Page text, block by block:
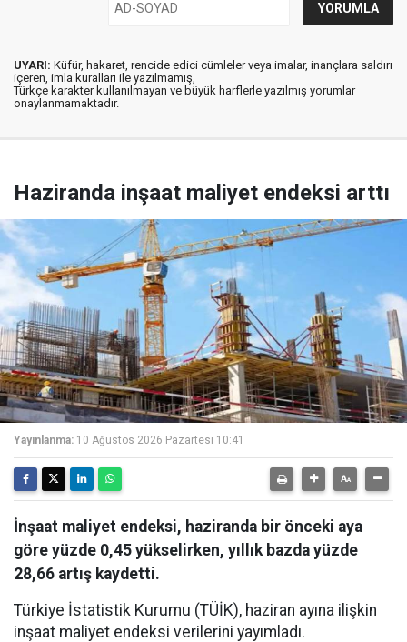
UYARI: Küfür, hakaret, rencide edici cümleler veya imalar, inançlara saldırı
içeren, imla kuralları ile yazılmamış,
Türkçe karakter kullanılmayan ve büyük harflerle yazılmış yorumlar
onaylanmamaktadır.
Haziranda inşaat maliyet endeksi arttı
Yayınlanma: 10 Ağustos 2026 Pazartesi 10:41
İnşaat maliyet endeksi, haziranda bir önceki aya
göre yüzde 0,45 yükselirken, yıllık bazda yüzde
28,66 artış kaydetti.
Türkiye İstatistik Kurumu (TÜİK), haziran ayına ilişkin
inşaat maliyet endeksi verilerini yayımladı.